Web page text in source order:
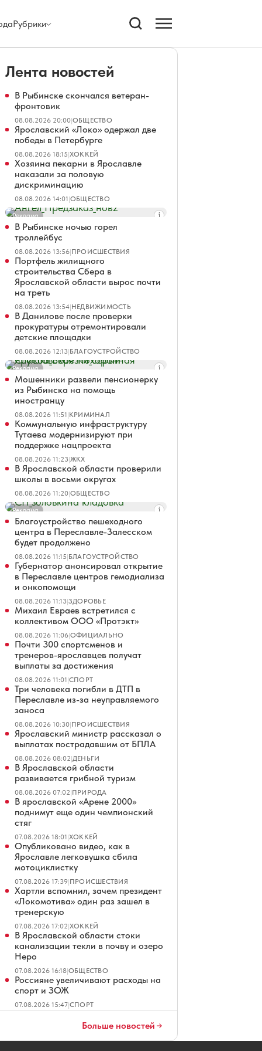
Рубрики
Лента новостей
В Рыбинске скончался ветеран-
фронтовик
08.08.2026 20:00|ОБЩЕСТВО
Ярославский «Локо» одержал две
победы в Петербурге
08.08.2026 18:15|ХОККЕЙ
Хозяина пекарни в Ярославле
наказали за половую
дискриминацию
08.08.2026 14:01|ОБЩЕСТВО
Реклама
В Рыбинске ночью горел
троллейбус
08.08.2026 13:56|ПРОИСШЕСТВИЯ
Портфель жилищного
строительства Сбера в
Ярославской области вырос почти
на треть
08.08.2026 13:54|НЕДВИЖИМОСТЬ
В Данилове после проверки
прокуратуры отремонтировали
детские площадки
08.08.2026 12:13|БЛАГОУСТРОЙСТВО
Реклама
Мошенники развели пенсионерку
из Рыбинска на помощь
иностранцу
08.08.2026 11:51|КРИМИНАЛ
Коммунальную инфраструктуру
Тутаева модернизируют при
поддержке нацпроекта
08.08.2026 11:23|ЖКХ
В Ярославской области проверили
школы в восьми округах
08.08.2026 11:20|ОБЩЕСТВО
Реклама
Благоустройство пешеходного
центра в Переславле-Залесском
будет продолжено
08.08.2026 11:15|БЛАГОУСТРОЙСТВО
Губернатор анонсировал открытие
в Переславле центров гемодиализа
и онкопомощи
08.08.2026 11:13|ЗДОРОВЬЕ
Михаил Евраев встретился с
коллективом ООО «Протэкт»
08.08.2026 11:06|ОФИЦИАЛЬНО
Почти 300 спортсменов и
тренеров-ярославцев получат
выплаты за достижения
08.08.2026 11:01|СПОРТ
Три человека погибли в ДТП в
Переславле из-за неуправляемого
заноса
08.08.2026 10:30|ПРОИСШЕСТВИЯ
Ярославский министр рассказал о
выплатах пострадавшим от БПЛА
08.08.2026 08:02|ДЕНЬГИ
В Ярославской области
развивается грибной туризм
08.08.2026 07:02|ПРИРОДА
В ярославской «Арене 2000»
поднимут еще один чемпионский
стяг
07.08.2026 18:01|ХОККЕЙ
Опубликовано видео, как в
Ярославле легковушка сбила
мотоциклистку
07.08.2026 17:39|ПРОИСШЕСТВИЯ
Хартли вспомнил, зачем президент
«Локомотива» один раз зашел в
тренерскую
07.08.2026 17:02|ХОККЕЙ
В Ярославской области стоки
канализации текли в почву и озеро
Неро
07.08.2026 16:18|ОБЩЕСТВО
Россияне увеличивают расходы на
спорт и ЗОЖ
07.08.2026 15:47|СПОРТ
Хартли рассказал о звонке
Никитину после победы в Казани
07.08.2026 15:01|ХОККЕЙ
Больше новостей